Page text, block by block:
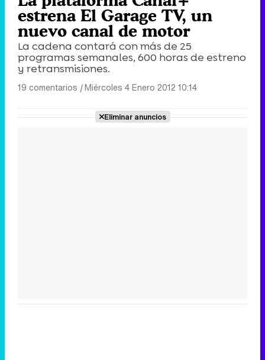
estrena El Garage TV, un
nuevo canal de motor
La cadena contará con más de 25
programas semanales, 600 horas de estreno
y retransmisiones.
19 comentarios |Miércoles 4 Enero 2012 10:14
Eliminar anuncios